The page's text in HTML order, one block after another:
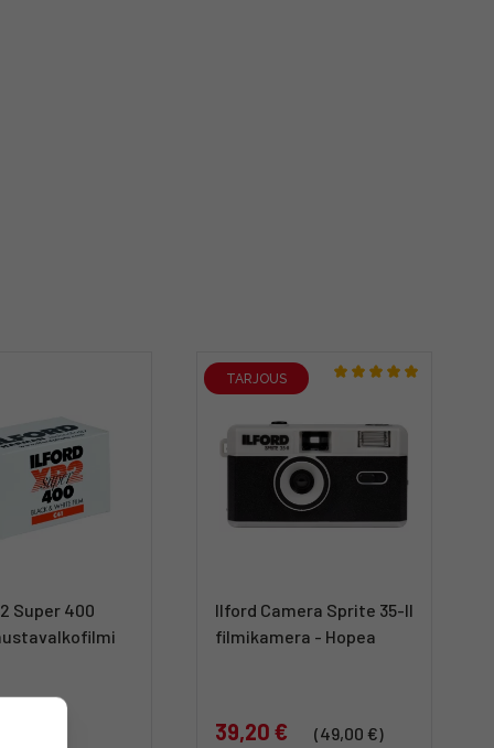
Super 400
TARJOUS
Ilford Camera Sprite 35-II
filmikamera - Hopea
39,20 € (49,00 €)